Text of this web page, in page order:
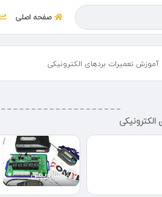
صفحه اصلی
آموزش تعمیرات بردهای الکترونیکی
1 سال پیش